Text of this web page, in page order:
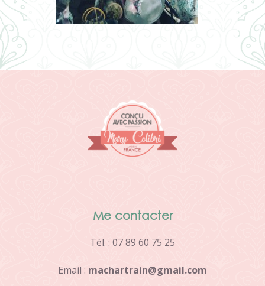
Me contacter
Tél. : 07 89 60 75 25
Email : machartrain@gmail.com